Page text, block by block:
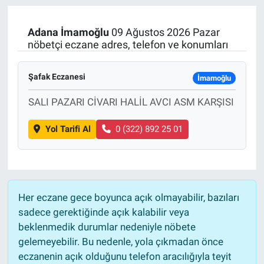
Adana İmamoğlu09 Ağustos 2026 Pazar
nöbetçi eczane adres, telefon ve konumları
Şafak Eczanesi İmamoğlu
SALI PAZARI CİVARI HALİL AVCI ASM KARŞISI
Yol Tarifi Al 0 (322) 892 25 01
Her eczane gece boyunca açık olmayabilir, bazıları
sadece gerektiğinde açık kalabilir veya
beklenmedik durumlar nedeniyle nöbete
gelemeyebilir. Bu nedenle, yola çıkmadan önce
eczanenin açık olduğunu telefon aracılığıyla teyit
Resmi İlanlar
Sağlık
Spor